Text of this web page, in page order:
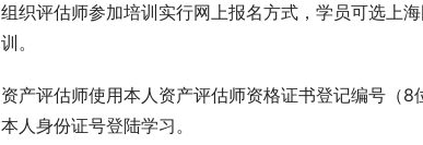
组织评估师参加培训实行网上报名方式，学员可选上
训。
资产评估师使用本人资产评估师资格证书登记编号（
本人身份证号登陆学习。